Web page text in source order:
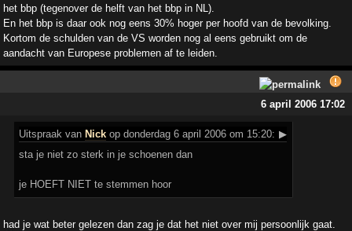
het bbp (tegenover de helft van het bbp in NL).
En het bbp is daar ook nog eens 30% hoger per hoofd van de bevolking.
Kortom de schulden van de VS worden nog al eens gebruikt om de
aandacht van Europese problemen af te leiden.
6 april 2006 17:02
Uitspraak van Nick op donderdag 6 april 2006 om 15:20: ▶
sta je niet zo sterk in je schoenen dan
je HOEFT NIET te stemmen hoor
had je wat beter gelezen dan zag je dat het niet over mij persoonlijk gaat.